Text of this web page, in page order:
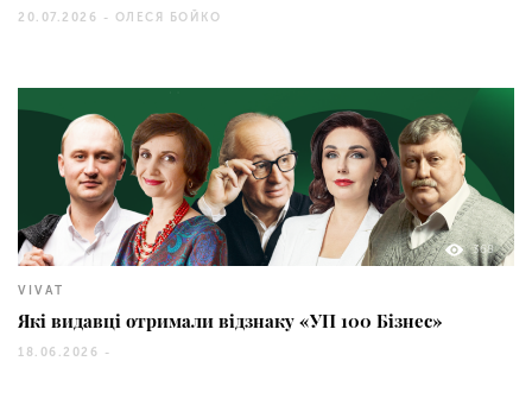
20.07.2026 - ОЛЕСЯ БОЙКО
368
VIVAT
Які видавці отримали відзнаку «УП 100 Бізнес»
18.06.2026 -